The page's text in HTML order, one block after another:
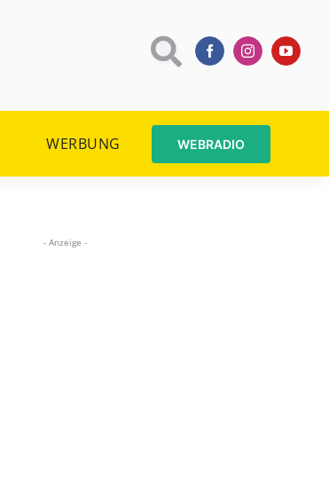
WERBUNG WEBRADIO
- Anzeige -